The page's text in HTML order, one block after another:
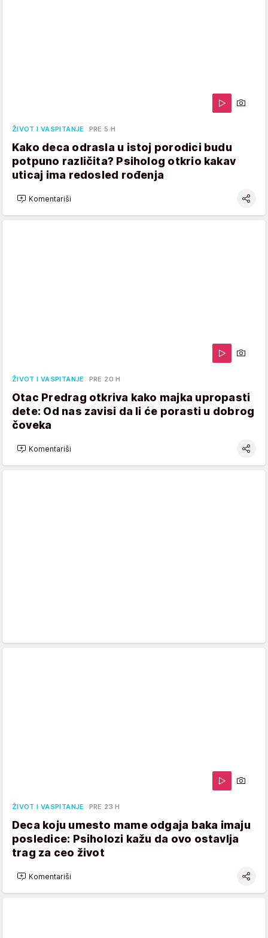
ŽIVOT I VASPITANJE PRE 5 H
Kako deca odrasla u istoj porodici budu
potpuno različita? Psiholog otkrio kakav
uticaj ima redosled rođenja
Komentariši
ŽIVOT I VASPITANJE PRE 20 H
Otac Predrag otkriva kako majka upropasti
dete: Od nas zavisi da li će porasti u dobrog
čoveka
Komentariši
ŽIVOT I VASPITANJE PRE 23 H
Deca koju umesto mame odgaja baka imaju
posledice: Psiholozi kažu da ovo ostavlja
trag za ceo život
Komentariši